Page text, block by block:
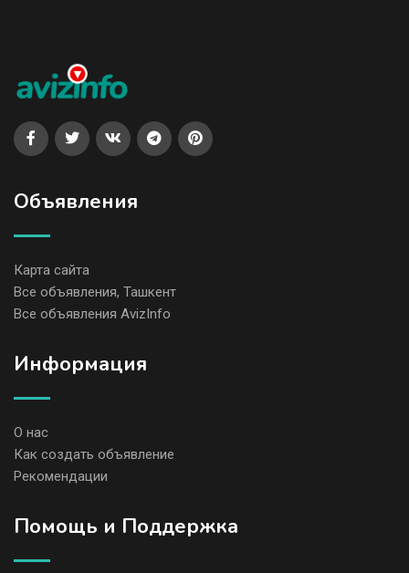
Объявления
Карта сайта
Все объявления, Ташкент
Все объявления AvizInfo
Информация
О нас
Как создать объявление
Рекомендации
Помощь и Поддержка